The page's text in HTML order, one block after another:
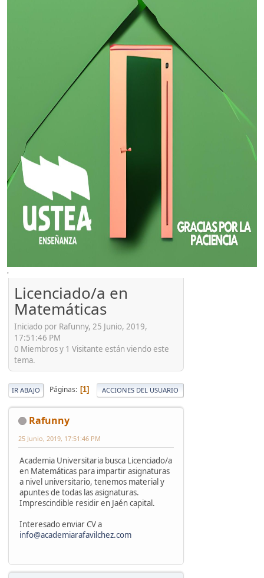
'
Licenciado/a en
Matemáticas
Iniciado por Rafunny, 25 Junio, 2019,
17:51:46 PM
0 Miembros y 1 Visitante están viendo este
tema.
IR ABAJO Páginas 1 ACCIONES DEL USUARIO
Rafunny
25 Junio, 2019, 17:51:46 PM
Academia Universitaria busca Licenciado/a
en Matemáticas para impartir asignaturas
a nivel universitario, tenemos material y
apuntes de todas las asignaturas.
Imprescindible residir en Jaén capital.
Interesado enviar CV a
info@academiarafavilchez.com